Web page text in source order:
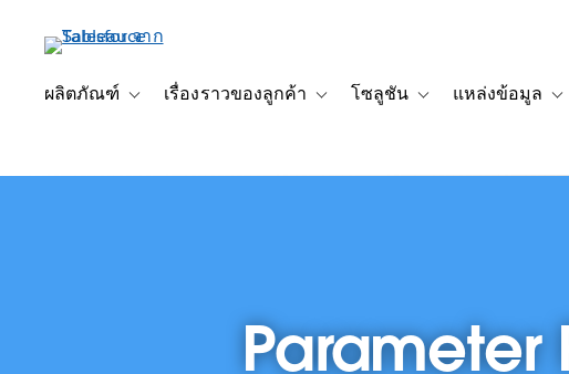
เนื้อหาผลิตภัณฑ์
Toggle sub-navigation for ผลิตภัณฑ์
เรื่องราวของลูกค้า
Toggle sub-navigation for เรื่องราวของ
โซลูชัน
Toggle sub-navigation
แหล่งข้อมูล
Parameter